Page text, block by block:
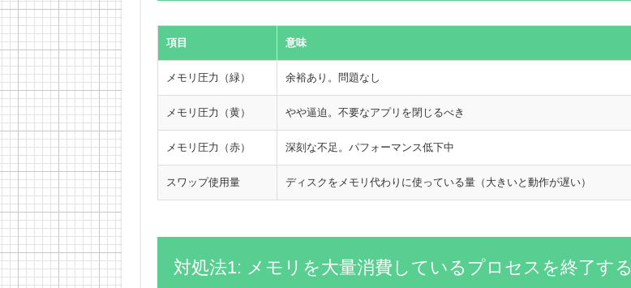
項目 意味
メモリ圧力（緑） 余裕あり。問題なし
メモリ圧力（黄） やや逼迫。不要なアプリを閉じるべき
メモリ圧力（赤） 深刻な不足。パフォーマンス低下中
スワップ使用量 ディスクをメモリ代わりに使っている量（大きいと動作が遅い）
対処法1: メモリを大量消費しているプロセスを終了する